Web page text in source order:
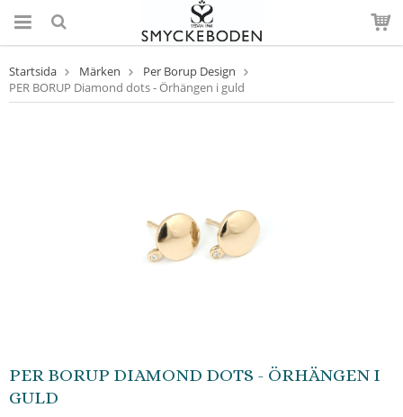
Startsida Märken
Per Borup Design
PER BORUP Diamond dots - Örhängen i guld
PER BORUP DIAMOND DOTS - ÖRHÄNGEN I
GULD